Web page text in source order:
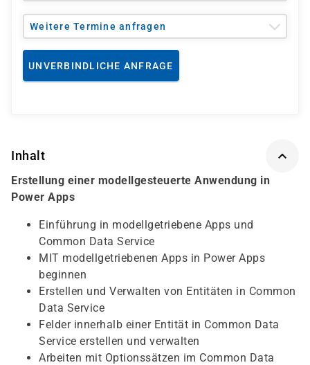
Weitere Termine anfragen
UNVERBINDLICHE ANFRAGE
Inhalt
Erstellung einer modellgesteuerte Anwendung in
Power Apps
Einführung in modellgetriebene Apps und
Common Data Service
MIT modellgetriebenen Apps in Power Apps
beginnen
Erstellen und Verwalten von Entitäten in Common
Data Service
Felder innerhalb einer Entität in Common Data
Service erstellen und verwalten
Arbeiten mit Optionssätzen im Common Data